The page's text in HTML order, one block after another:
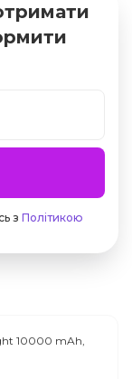
з Політикою
10000 mAh,